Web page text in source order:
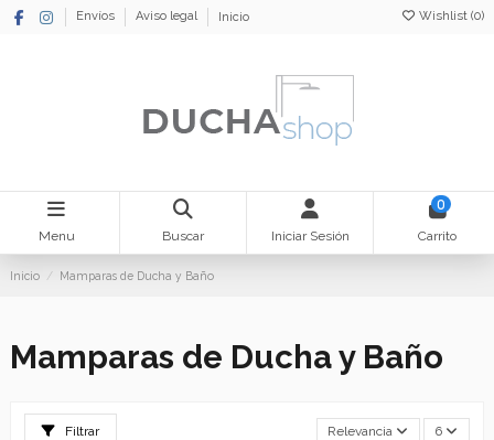
Envíos Aviso legal Inicio Wishlist (0)
Menu Buscar Iniciar Sesión
0
Carrito
Inicio Mamparas de Ducha y Baño
Mamparas de Ducha y Baño
Filtrar Relevancia 6